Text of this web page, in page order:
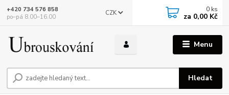
Menu
CZK
Hledat
+420 734 576 858
po–pá 8.00–16.00
0 ks
za 0,00 Kč